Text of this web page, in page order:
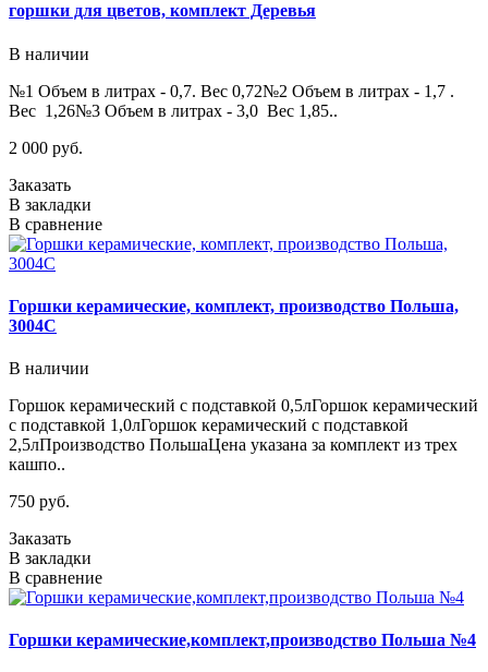
горшки для цветов, комплект Деревья
В наличии
№1 Объем в литрах - 0,7. Вес 0,72№2 Объем в литрах - 1,7 .
Вес 1,26№3 Объем в литрах - 3,0 Вес 1,85..
2 000 руб.
Заказать
В закладки
В сравнение
Горшки керамические, комплект, производство Польша,
3004C
В наличии
Горшок керамический с подставкой 0,5лГоршок керамический
с подставкой 1,0лГоршок керамический с подставкой
2,5лПроизводство ПольшаЦена указана за комплект из трех
кашпо..
750 руб.
Заказать
В закладки
В сравнение
Горшки керамические,комплект,производство Польша №4